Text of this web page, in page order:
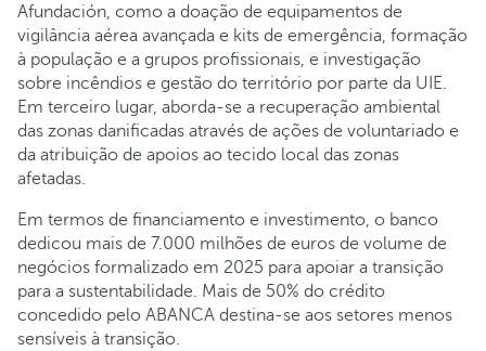
Afundación, como a doação de equipamentos de
vigilância aérea avançada e kits de emergência, formação
à população e a grupos profissionais, e investigação
sobre incêndios e gestão do território por parte da UIE.
Em terceiro lugar, aborda-se a recuperação ambiental
das zonas danificadas através de ações de voluntariado e
da atribuição de apoios ao tecido local das zonas
afetadas.
Em termos de financiamento e investimento, o banco
dedicou mais de 7.000 milhões de euros de volume de
negócios formalizado em 2025 para apoiar a transição
para a sustentabilidade. Mais de 50% do crédito
concedido pelo ABANCA destina-se aos setores menos
sensíveis à transição.